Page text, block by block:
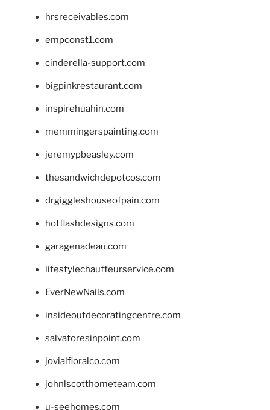
hrsreceivables.com
empconst1.com
cinderella-support.com
bigpinkrestaurant.com
inspirehuahin.com
memmingerspainting.com
jeremypbeasley.com
thesandwichdepotcos.com
drgiggleshouseofpain.com
hotflashdesigns.com
garagenadeau.com
lifestylechauffeurservice.com
EverNewNails.com
insideoutdecoratingcentre.com
salvatoresinpoint.com
jovialfloralco.com
johnlscotthometeam.com
u-seehomes.com